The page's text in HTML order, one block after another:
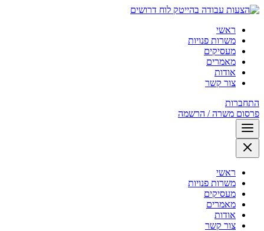
לוח דרושים
ראשי
משרות פנויות
מעסיקים
מאמרים
אודות
צור קשר
התחברות
פרסום משרה / הרשמה
ראשי
משרות פנויות
מעסיקים
מאמרים
אודות
צור קשר